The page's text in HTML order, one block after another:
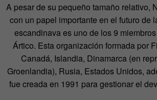
A pesar de su pequeño tamaño relativo,
con un papel importante en el futuro de
escandinava es uno de los 9
Ártico. Esta organización formada por
Canadá, Islandia, Dinamarca (en
Groenlandia), Rusia, Estados Unidos,
fue creada en 1991 para gestionar el